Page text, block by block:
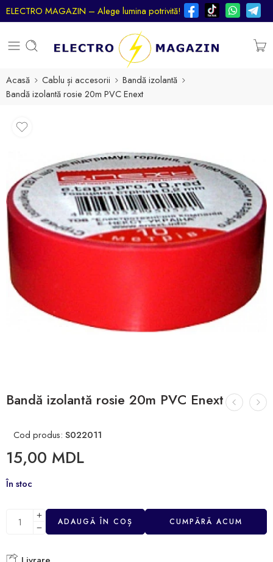
ELECTRO MAGAZIN – Alege lumina potrivită!
Acasă Cablu și accesorii
Bandă izolantă
Bandă izolantă rosie 20m PVC Enext
Bandă izolantă rosie 20m PVC Enext
Cod produs: S022011
15,00 MDL
În stoc
ADAUGĂ ÎN COȘ CUMPĂRĂ ACUM